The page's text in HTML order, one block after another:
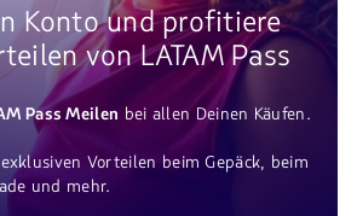
Konto und profitiere
von LATAMPass
Pass Meilen bei allen Deinen Käufen.
Vorteilen beim Gepäck, beim
und mehr.